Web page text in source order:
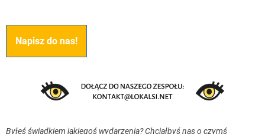
Napisz do nas!
Byłeś świadkiem jakiegoś wydarzenia? Chciałbyś nas o czymś